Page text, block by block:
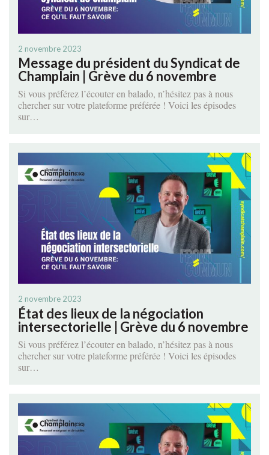
2 novembre 2023
Message du président du Syndicat de
Champlain | Grève du 6 novembre
Si vous préférez l’écouter en balado, n’hésitez pas à nous
chercher sur votre plateforme préférée ! Voici les épisodes
sur…
2 novembre 2023
État des lieux de la négociation
intersectorielle | Grève du 6 novembre
Si vous préférez l’écouter en balado, n’hésitez pas à nous
chercher sur votre plateforme préférée ! Voici les épisodes
sur…